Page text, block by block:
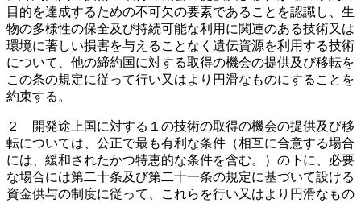
目的を達成するための不可欠の要素であることを認識し、生
物の多様性の保全及び持続可能な利用に関連のある技術又は
環境に著しい損害を与えることなく遺伝資源を利用する技術
について、他の締約国に対する取得の機会の提供及び移転を
この条の規定に従って行い又はより円滑なものにすることを
約束する。
２ 開発途上国に対する１の技術の取得の機会の提供及び移
転については、公正で最も有利な条件（相互に合意する場合
には、緩和されたかつ特恵的な条件を含む。）の下に、必要
な場合には第二十条及び第二十一条の規定に基づいて設ける
資金供与の制度に従って、これらを行い又はより円滑なもの